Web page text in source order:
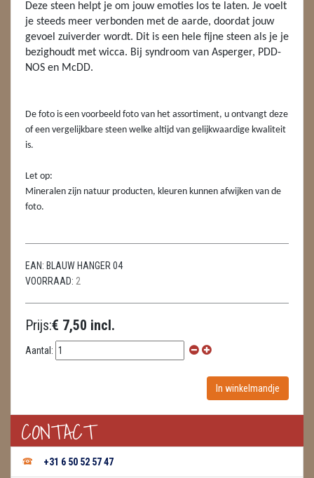
KAARSEN
LAMPEN
READING EN PERSOONLIJK ADVIES
SCHEDELS / SKULLS
TELEFOON KOORDEN
THEELICHTEN
VLINDERS
Deze steen helpt je om jouw emoties los te laten. Je voelt
je steeds meer verbonden met de aarde, doordat jouw
gevoel zuiverder wordt. Dit is een hele fijne steen als je je
bezighoudt met wicca. Bij syndroom van Asperger, PDD-
NOS en McDD.
De foto is een voorbeeld foto van het assortiment, u ontvangt deze
of een vergelijkbare steen welke altijd van gelijkwaardige kwaliteit
is.
Let op:
Mineralen zijn natuur producten, kleuren kunnen afwijken van de
foto.
EAN: BLAUW HANGER 04
VOORRAAD: 2
Prijs:€ 7,50 incl.
Aantal:
CONTACT
+31 6 50 52 57 47